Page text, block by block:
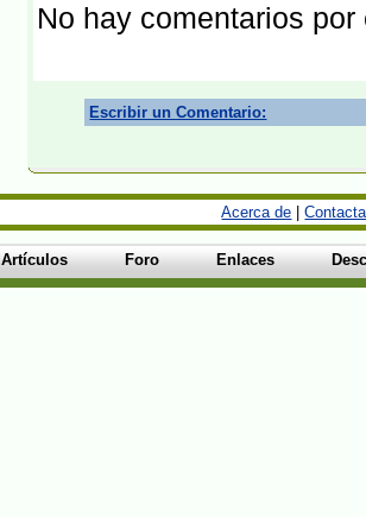
No hay comentarios por
Escribir un Comentario:
Acerca de |
Artículos Foro Enlaces